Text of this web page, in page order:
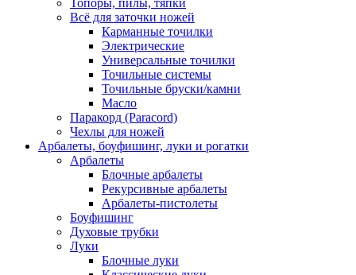
Всё для заточки ножей
Карманные точилки
Электрические
Универсальные точилки
Точильные системы
Точильные бруски/камни
Масло
Паракорд (Paracord)
Чехлы для ножей
Арбалеты, боуфишинг, луки и рогатки
Арбалеты
Блочные арбалеты
Рекурсивные арбалеты
Арбалеты-пистолеты
Боуфишинг
Духовые трубки
Луки
Блочные луки